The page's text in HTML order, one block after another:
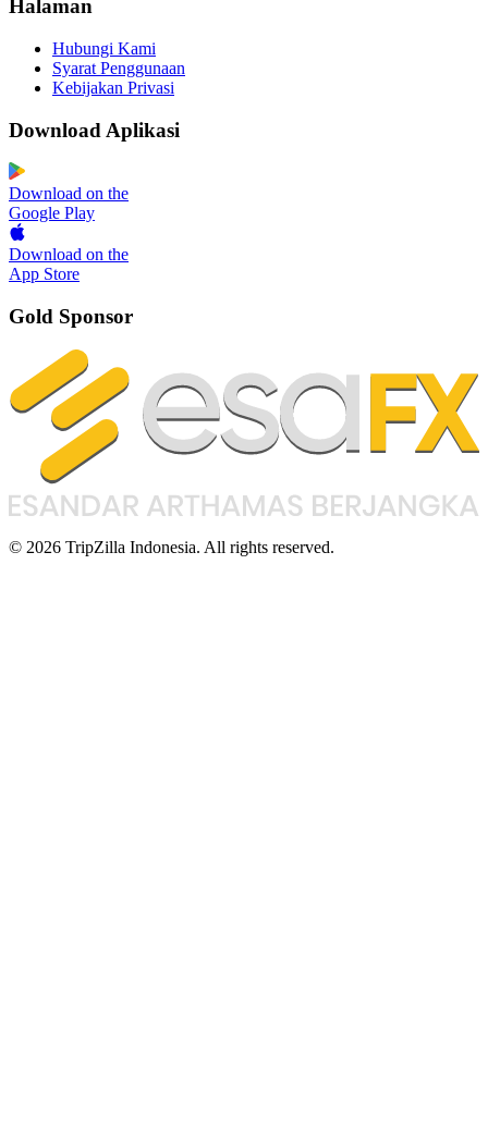
Halaman
Hubungi Kami
Syarat Penggunaan
Kebijakan Privasi
Download Aplikasi
Download on the
Google Play
Download on the
App Store
Gold Sponsor
© 2026 TripZilla Indonesia. All rights reserved.